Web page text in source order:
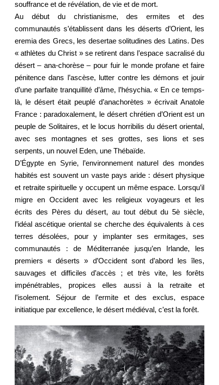
souffrance et de révélation, de vie et de mort.
Au début du christianisme, des ermites et des
communautés s’établissent dans les déserts d’Orient, les
eremia des Grecs, les desertae solitudines des Latins. Des
« athlètes du Christ » se retirent dans l’espace sacralisé du
désert – ana-chorèse – pour fuir le monde profane et faire
pénitence dans l’ascèse, lutter contre les démons et jouir
d’une parfaite tranquillité d’âme, l’hésychia. « En ce temps-
là, le désert était peuplé d’anachorètes » écrivait Anatole
France : paradoxalement, le désert chrétien d’Orient est un
peuple de Solitaires, et le locus horribilis du désert oriental,
avec ses montagnes et ses grottes, ses lions et ses
serpents, un nouvel Eden, une Thébaïde.
D’Égypte en Syrie, l’environnement naturel des mondes
habités est souvent un vaste pays aride : désert physique
et retraite spirituelle y occupent un même espace. Lorsqu’il
migre en Occident avec les religieux voyageurs et les
écrits des Pères du désert, au tout début du 5è siècle,
l’idéal ascétique oriental se cherche des équivalents à ces
terres désolées, pour y implanter ses ermitages, ses
communautés : de Méditerranée jusqu’en Irlande, les
premiers « déserts » d’Occident sont d’abord les îles,
sauvages et difficiles d’accès ; et très vite, les forêts
impénétrables, propices elles aussi à la retraite et
l’isolement. Séjour de l’ermite et des exclus, espace
initiatique par excellence, le désert médiéval, c’est la forêt.